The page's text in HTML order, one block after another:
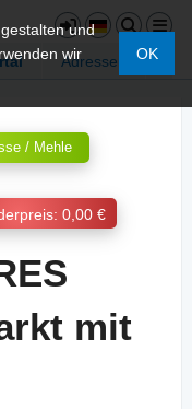
Adressen
und
wir
OK
/ Mehle
0,00 €
mit